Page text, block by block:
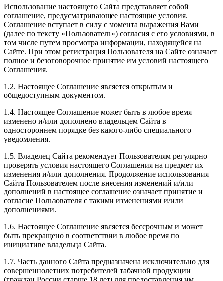
Использование настоящего Сайта представляет собой
соглашение, предусматривающее настоящие условия.
Соглашение вступает в силу с момента выражения Вами
(далее по тексту «Пользователь») согласия с его условиями, в
том числе путем просмотра информации, находящейся на
Сайте. При этом регистрация Пользователя на Сайте означает
полное и безоговорочное принятие им условий настоящего
Соглашения.
1.2. Настоящее Соглашение является открытым и
общедоступным документом.
1.4. Настоящее Соглашение может быть в любое время
изменено и/или дополнено владельцем Сайта в
одностороннем порядке без какого-либо специального
уведомления.
1.5. Владелец Сайта рекомендует Пользователям регулярно
проверять условия настоящего Соглашения на предмет их
изменения и/или дополнения. Продолжение использования
Сайта Пользователем после внесения изменений и/или
дополнений в настоящее соглашение означает принятие и
согласие Пользователя с такими изменениями и/или
дополнениями.
1.6. Настоящее Соглашение является бессрочным и может
быть прекращено в соответствии в любое время по
инициативе владельца Сайта.
1.7. Часть данного Сайта предназначена исключительно для
совершеннолетних потребителей табачной продукции